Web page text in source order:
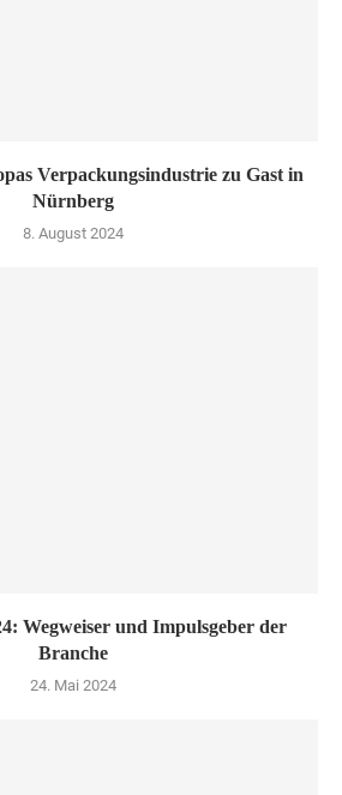
Verpackungsindustrie zu Gast in
Nürnberg
8. August 2024
Wegweiser und Impulsgeber der
Branche
24. Mai 2024